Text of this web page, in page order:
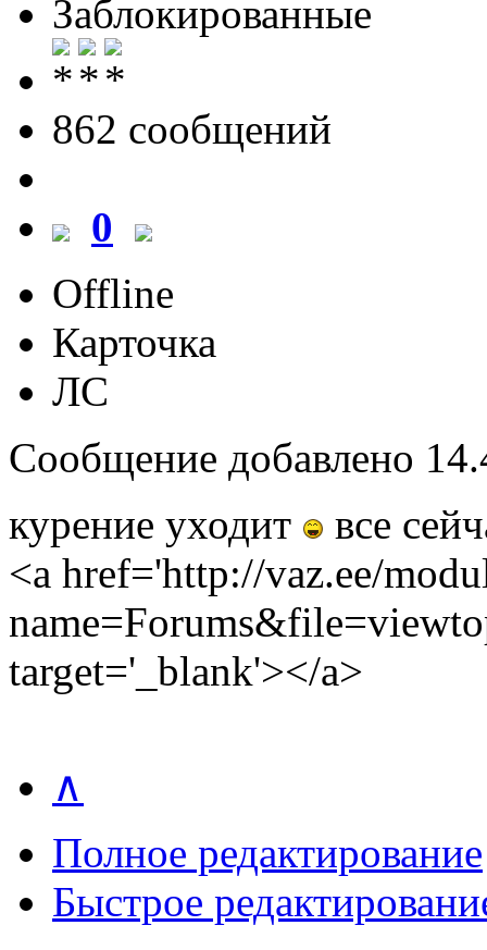
Заблокированные
862 cообщений
0
Offline
Карточка
ЛС
Сообщение добавлено
курение уходит
все
<a href='http://vaz.ee/
target='_blank'></a>
∧
Полное редактирование
Быстрое